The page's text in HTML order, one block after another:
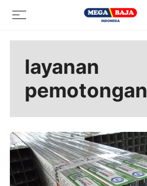
Menu
layanan
pemotongan